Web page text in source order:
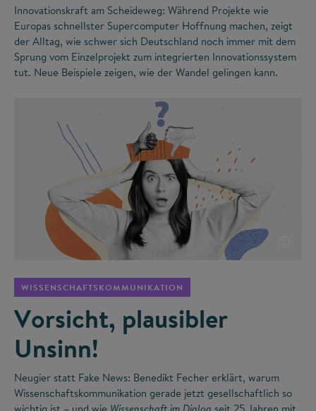
Innovationskraft am Scheideweg: Während Projekte wie
Europas schnellster Supercomputer Hoffnung machen, zeigt
der Alltag, wie schwer sich Deutschland noch immer mit dem
Sprung vom Einzelprojekt zum integrierten Innovationssystem
tut. Neue Beispiele zeigen, wie der Wandel gelingen kann.
WISSENSCHAFTSKOMMUNIKATION
Vorsicht, plausibler
Unsinn!
Neugier statt Fake News: Benedikt Fecher erklärt, warum
Wissenschaftskommunikation gerade jetzt gesellschaftlich so